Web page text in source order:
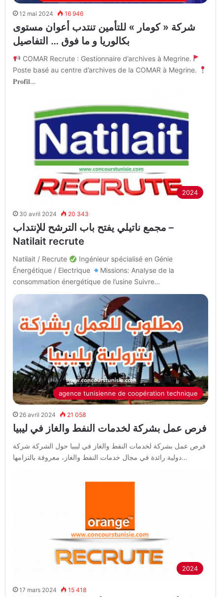
12 mai 2024 16 946
شركة « كومار » للتأمين تنتدب أعوان مستوى
بكالوريا و ما فوق … التفاصيل
COMAR Recrute : Gestionnaire d’archives à Megrine.
Poste basé au centre d’archives de la COMAR à Megrine.
𝐏𝐫𝐨𝐟𝐢𝐥…
2024
30 avril 2024 20 343
مجمع ناتيلي يفتح باب الترشح للإنتداب –
Natilait recrute
Natilait / Recrute
Ingénieur spécialisé en Génie
Énergétique / Electrique
Missions: Analyse de la
consommation énergétique de l’usine Suivre…
agence tunisienne de coopération technique
26 avril 2024 21 058
فرص عمل بشركة لخدمات النفط والغاز في ليبيا
فرص عمل بشركة لخدمات النفط والغاز في ليبيا حول الشركة شركة
دولية رائدة في مجال خدمات النفط والغاز، معروفة بالتزامها…
2024
17 mars 2024 15 418